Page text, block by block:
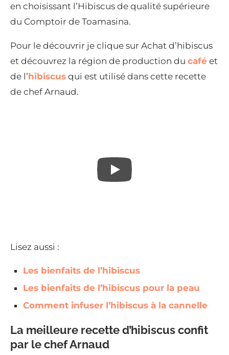
en choisissant l’Hibiscus de qualité supérieure
du Comptoir de Toamasina.
Pour le découvrir je clique sur Achat d’hibiscus
et découvrez la région de production du café et
de l’hibiscus qui est utilisé dans cette recette
de chef Arnaud.
Lisez aussi :
Les bienfaits de l’hibiscus
Les bienfaits de l’hibiscus pour la peau
Comment infuser l’hibiscus à la cannelle
La meilleure recette d’hibiscus confit
par le chef Arnaud